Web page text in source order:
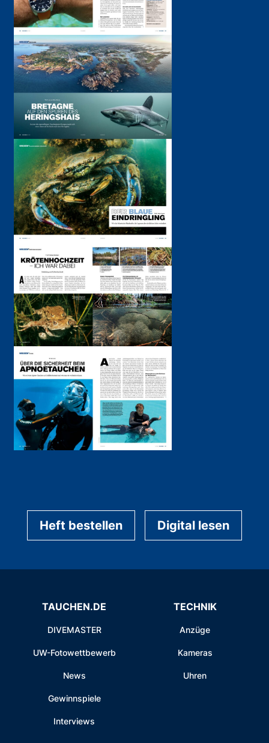
Heft bestellen Digital lesen
TAUCHEN.DE
DIVEMASTER
UW-Fotowettbewerb
News
Gewinnspiele
Interviews
TECHNIK
Anzüge
Kameras
Uhren